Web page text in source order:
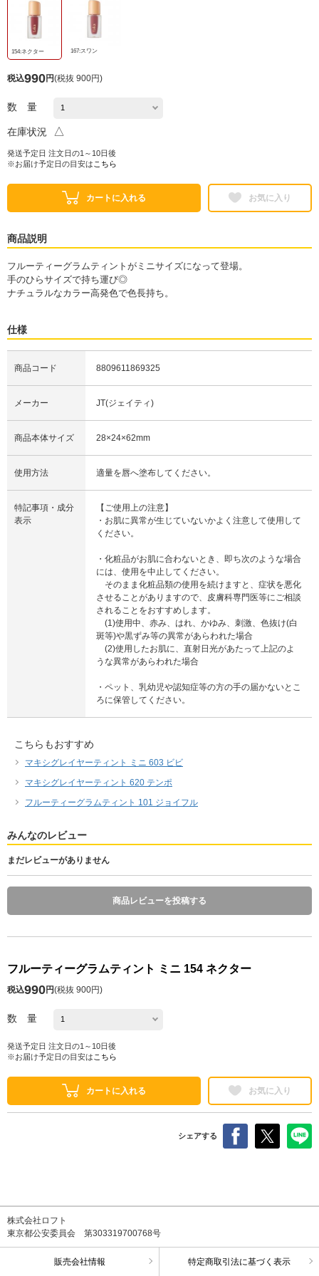
154:ネクター 167:スワン
税込990円(税抜 900円)
数 量
在庫状況 △
発送予定日 注文日の1～10日後
※お届け予定日の目安は こちら
カートに入れる お気に入り
商品説明
フルーティーグラムティントがミニサイズになって登場。
手のひらサイズで持ち運び◎
ナチュラルなカラー高発色で色長持ち。
仕様
商品コード 8809611869325
メーカー JT(ジェイティ)
商品本体サイズ 28×24×62mm
使用方法 適量を唇へ塗布してください。
特記事項・成分
表示
【ご使用上の注意】
・お肌に異常が生じていないかよく注意して使用して
ください。
・化粧品がお肌に合わないとき、即ち次のような場合
には、使用を中止してください。
そのまま化粧品類の使用を続けますと、症状を悪化
させることがありますので、皮膚科専門医等にご相談
されることをおすすめします。
(1)使用中、赤み、はれ、かゆみ、刺激、色抜け(白
斑等)や黒ずみ等の異常があらわれた場合
(2)使用したお肌に、直射日光があたって上記のよ
うな異常があらわれた場合
・ペット、乳幼児や認知症等の方の手の届かないとこ
ろに保管してください。
こちらもおすすめ
マキシグレイヤーティント ミニ 603 ビビ
マキシグレイヤーティント 620 テンポ
フルーティーグラムティント 101 ジョイフル
みんなのレビュー
まだレビューがありません
商品レビューを投稿する
フルーティーグラムティント ミニ 154 ネクター
税込990円(税抜 900円)
数 量
発送予定日 注文日の1～10日後
※お届け予定日の目安は こちら
カートに入れる お気に入り
シェアする
株式会社ロフト
東京都公安委員会 第303319700768号
販売会社情報 特定商取引法に基づく表示